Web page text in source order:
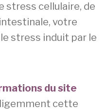
stress cellulaire, de
votre
stress induit par le
du site
cette